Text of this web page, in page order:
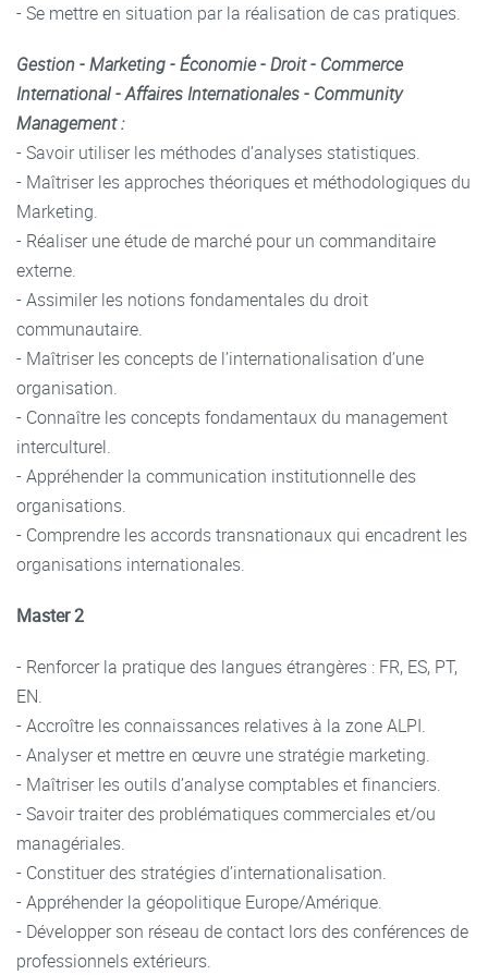
- Se mettre en situation par la réalisation de cas pratiques.
Gestion - Marketing - Économie - Droit - Commerce
International - Affaires Internationales - Community
Management:
- Savoir utiliser les méthodes d’analyses statistiques.
- Maîtriser les approches théoriques et méthodologiques du
Marketing.
- Réaliser une étude de marché pour un commanditaire
externe.
- Assimiler les notions fondamentales du droit
communautaire.
- Maîtriser les concepts de l’internationalisation d’une
organisation.
- Connaître les concepts fondamentaux du management
interculturel.
- Appréhender la communication institutionnelle des
organisations.
- Comprendre les accords transnationaux qui encadrent les
organisations internationales.
Master 2
- Renforcer la pratique des langues étrangères : FR, ES, PT,
EN.
- Accroître les connaissances relatives à la zone ALPI.
- Analyser et mettre en œuvre une stratégie marketing.
- Maîtriser les outils d’analyse comptables et financiers.
- Savoir traiter des problématiques commerciales et/ou
managériales.
- Constituer des stratégies d’internationalisation.
- Appréhender la géopolitique Europe/Amérique.
- Développer son réseau de contact lors des conférences de
professionnels extérieurs.